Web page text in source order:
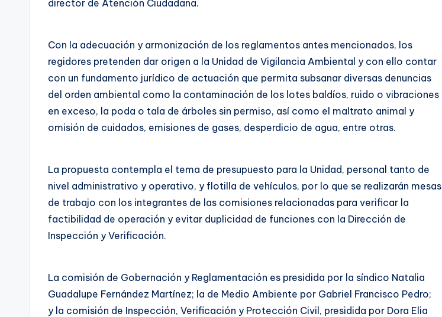
director de Atención Ciudadana.
Con la adecuación y armonización de los reglamentos antes mencionados, los
regidores pretenden dar origen a la Unidad de Vigilancia Ambiental y con ello contar
con un fundamento jurídico de actuación que permita subsanar diversas denuncias
del orden ambiental como la contaminación de los lotes baldíos, ruido o vibraciones
en exceso, la poda o tala de árboles sin permiso, así como el maltrato animal y
omisión de cuidados, emisiones de gases, desperdicio de agua, entre otras.
La propuesta contempla el tema de presupuesto para la Unidad, personal tanto de
nivel administrativo y operativo, y flotilla de vehículos, por lo que se realizarán mesas
de trabajo con los integrantes de las comisiones relacionadas para verificar la
factibilidad de operación y evitar duplicidad de funciones con la Dirección de
Inspección y Verificación.
La comisión de Gobernación y Reglamentación es presidida por la síndico Natalia
Guadalupe Fernández Martínez; la de Medio Ambiente por Gabriel Francisco Pedro;
y la comisión de Inspección, Verificación y Protección Civil, presidida por Dora Elia